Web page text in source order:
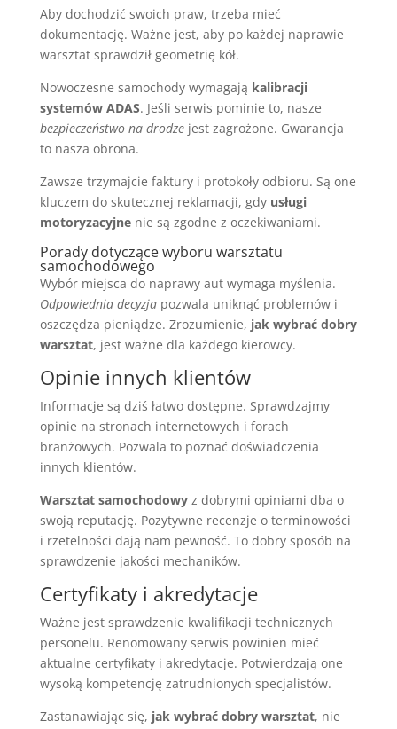
Aby dochodzić swoich praw, trzeba mieć
dokumentację. Ważne jest, aby po każdej naprawie
warsztat sprawdził geometrię kół.
Nowoczesne samochody wymagają kalibracji
systemów ADAS. Jeśli serwis pominie to, nasze
bezpieczeństwo na drodzejest zagrożone. Gwarancja
to nasza obrona.
Zawsze trzymajcie faktury i protokoły odbioru. Są one
kluczem do skutecznej reklamacji, gdy usługi
motoryzacyjnenie są zgodne z oczekiwaniami.
Porady dotyczące wyboru warsztatu
samochodowego
Wybór miejsca do naprawy aut wymaga myślenia.
Odpowiednia decyzjapozwala uniknąć problemów i
oszczędza pieniądze. Zrozumienie, jak wybrać dobry
warsztat, jest ważne dla każdego kierowcy.
Opinie innych klientów
Informacje są dziś łatwo dostępne. Sprawdzajmy
opinie na stronach internetowych i forach
branżowych. Pozwala to poznać doświadczenia
innych klientów.
Warsztat samochodowyz dobrymi opiniami dba o
swoją reputację. Pozytywne recenzje o terminowości
i rzetelności dają nam pewność. To dobry sposób na
sprawdzenie jakości mechaników.
Certyfikaty i akredytacje
Ważne jest sprawdzenie kwalifikacji technicznych
personelu. Renomowany serwis powinien mieć
aktualne certyfikaty i akredytacje. Potwierdzają one
wysoką kompetencję zatrudnionych specjalistów.
Zastanawiając się, jak wybrać dobry warsztat, nie